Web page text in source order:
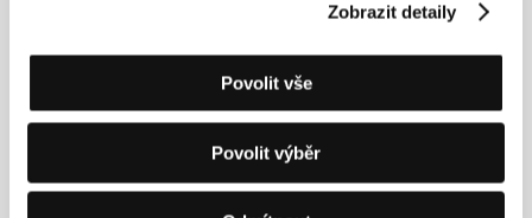
Zobrazit detaily
Povolit vše
Povolit výběr
Un hombre aparteověnčený
dokončili Perutová a Osnovikoff provokativní
dokumentární experimentClever Monkey Pinochet
převratu z roku 1973.